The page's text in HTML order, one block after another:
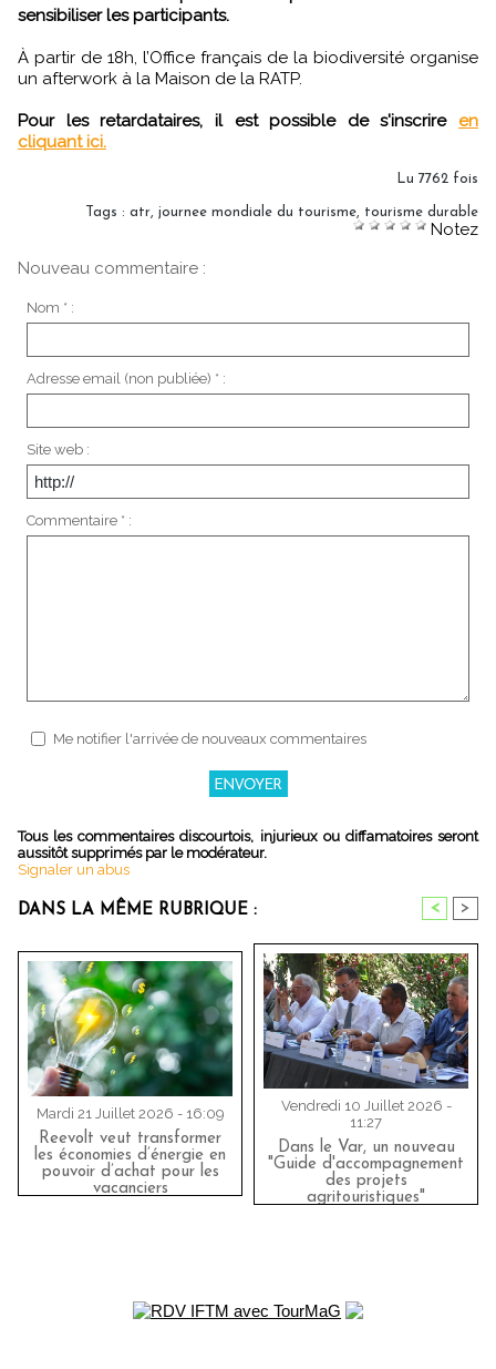
sensibiliser les participants.
À partir de 18h, l’Office français de la biodiversité organise
un afterwork à la Maison de la RATP.
Pour les retardataires, il est possible de s'inscrire
en
cliquant ici.
Lu 7762 fois
Tags : atr, journee mondiale du tourisme, tourisme durable
Notez
Nouveau commentaire :
Nom * :
Adresse email (non publiée) * :
Site web :
Commentaire * :
Me notifier l'arrivée de nouveaux commentaires
Tous les commentaires discourtois, injurieux ou diffamatoires seront
aussitôt supprimés par le modérateur.
Signaler un abus
DANS LA MÊME RUBRIQUE : < >
Mardi 21 Juillet 2026 - 16:09
Reevolt veut transformer
les économies d’énergie en
pouvoir d’achat pour les
vacanciers
Vendredi 10 Juillet 2026 -
11:27
Dans le Var, un nouveau
"Guide d'accompagnement
des projets
agritouristiques"